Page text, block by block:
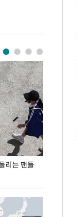
리는 팬들